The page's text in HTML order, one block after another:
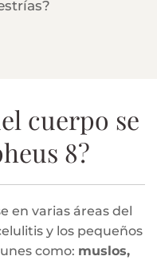
cuerpo se
8?
en varias áreas del
y los pequeños
como: muslos,